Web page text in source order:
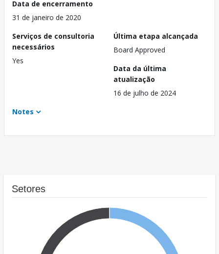
Data de encerramento
31 de janeiro de 2020
Serviços de consultoria
necessários
Yes
Última etapa alcançada
Board Approved
Data da última
atualização
16 de julho de 2024
Notes
Setores